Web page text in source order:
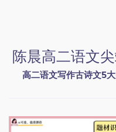
陈晨高二语文
高二语文写作古诗文5